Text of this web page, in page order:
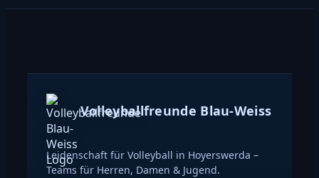
Volleyballfreunde Blau-Weiss
Leidenschaft für Volleyball in Hoyerswerda –
Teams für Herren, Damen & Jugend.